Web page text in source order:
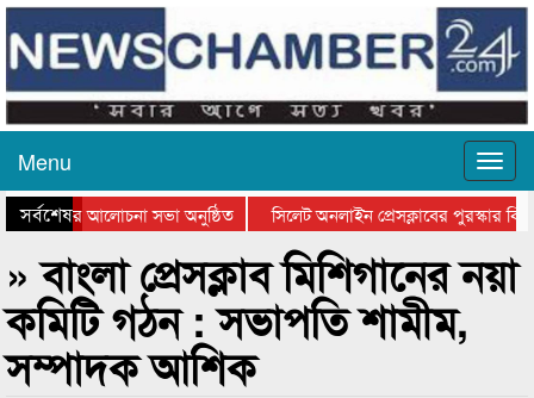
Menu
সর্বশেষ
দিবসের আলোচনা সভা অনুষ্ঠিত
সিলেট অনলাইন প্রেসক্লাবের পুরস্কার
কানাইঘাটের কিশোর আহাদের খুনি
» বাংলা প্রেসক্লাব মিশিগানের নয়া
কমিটি গঠন : সভাপতি শামীম,
সম্পাদক আশিক